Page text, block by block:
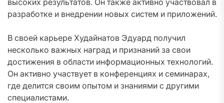
высоких результатов. Он также активно участвовал в
разработке и внедрении новых систем и приложений.
В своей карьере Худайнатов Эдуард получил
несколько важных наград и признаний за свои
достижения в области информационных технологий.
Он активно участвует в конференциях и семинарах,
где делится своим опытом и знаниями с другими
специалистами.